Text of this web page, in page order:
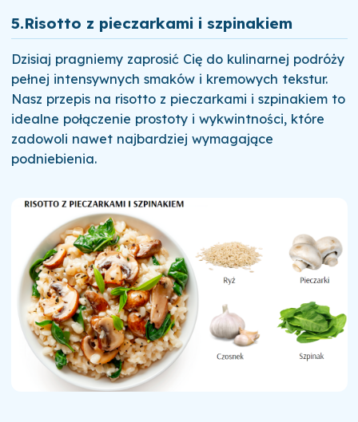
5.Risotto z pieczarkami i szpinakiem
Dzisiaj pragniemy zaprosić Cię do kulinarnej podróży
pełnej intensywnych smaków i kremowych tekstur.
Nasz przepis na risotto z pieczarkami i szpinakiem to
idealne połączenie prostoty i wykwintności, które
zadowoli nawet najbardziej wymagające
podniebienia.